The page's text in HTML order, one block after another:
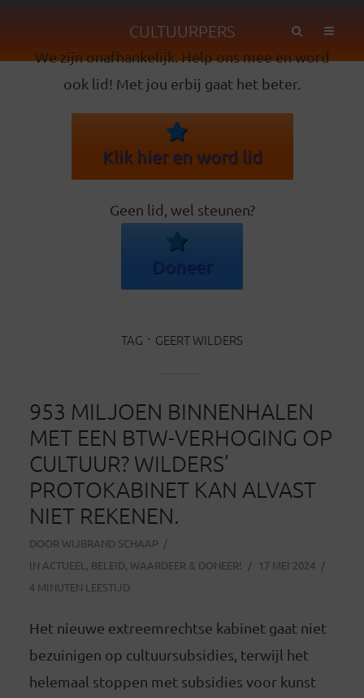
CULTUURPERS
We zijn onafhankelijk. Help ons mee en word
ook lid! Met jou erbij gaat het beter.
Klik hier en word lid
Geen lid, wel steunen?
Doneer
TAG GEERT WILDERS
953 MILJOEN BINNENHALEN
MET EEN BTW-VERHOGING OP
CULTUUR? WILDERS’
PROTOKABINET KAN ALVAST
NIET REKENEN.
DOOR WIJBRAND SCHAAP
IN ACTUEEL , BELEID, WAARDEER & DONEER!
17 MEI 2024
4 MINUTEN LEESTIJD
Het nieuwe extreemrechtse kabinet gaat niet
bezuinigen op cultuursubsidies, terwijl het
helemaal stoppen met subsidies voor kunst